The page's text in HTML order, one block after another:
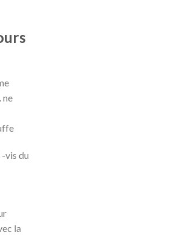
ne
vis du
la